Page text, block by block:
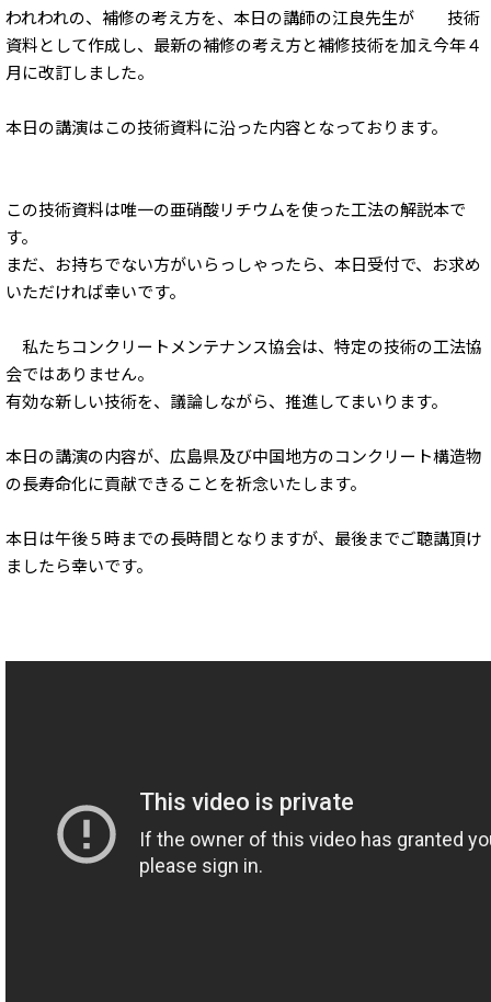
われわれの、補修の考え方を、本日の講師の江良先生が 技術
資料として作成し、最新の補修の考え方と補修技術を加え今年４
月に改訂しました。
本日の講演はこの技術資料に沿った内容となっております。
この技術資料は唯一の亜硝酸リチウムを使った工法の解説本で
す。
まだ、お持ちでない方がいらっしゃったら、本日受付で、お求め
いただければ幸いです。
私たちコンクリートメンテナンス協会は、特定の技術の工法協
会ではありません。
有効な新しい技術を、議論しながら、推進してまいります。
本日の講演の内容が、広島県及び中国地方のコンクリート構造物
の長寿命化に貢献できることを祈念いたします。
本日は午後５時までの長時間となりますが、最後までご聴講頂け
ましたら幸いです。